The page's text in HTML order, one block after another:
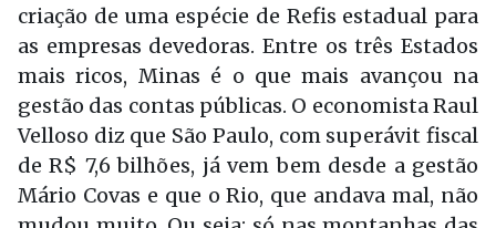
criação de uma espécie de Refis estadual para
as empresas devedoras. Entre os três Estados
mais ricos, Minas é o que mais avançou na
gestão das contas públicas. O economista Raul
Velloso diz que São Paulo, com superávit fiscal
de R$ 7,6 bilhões, já vem bem desde a gestão
Mário Covas e que o Rio, que andava mal, não